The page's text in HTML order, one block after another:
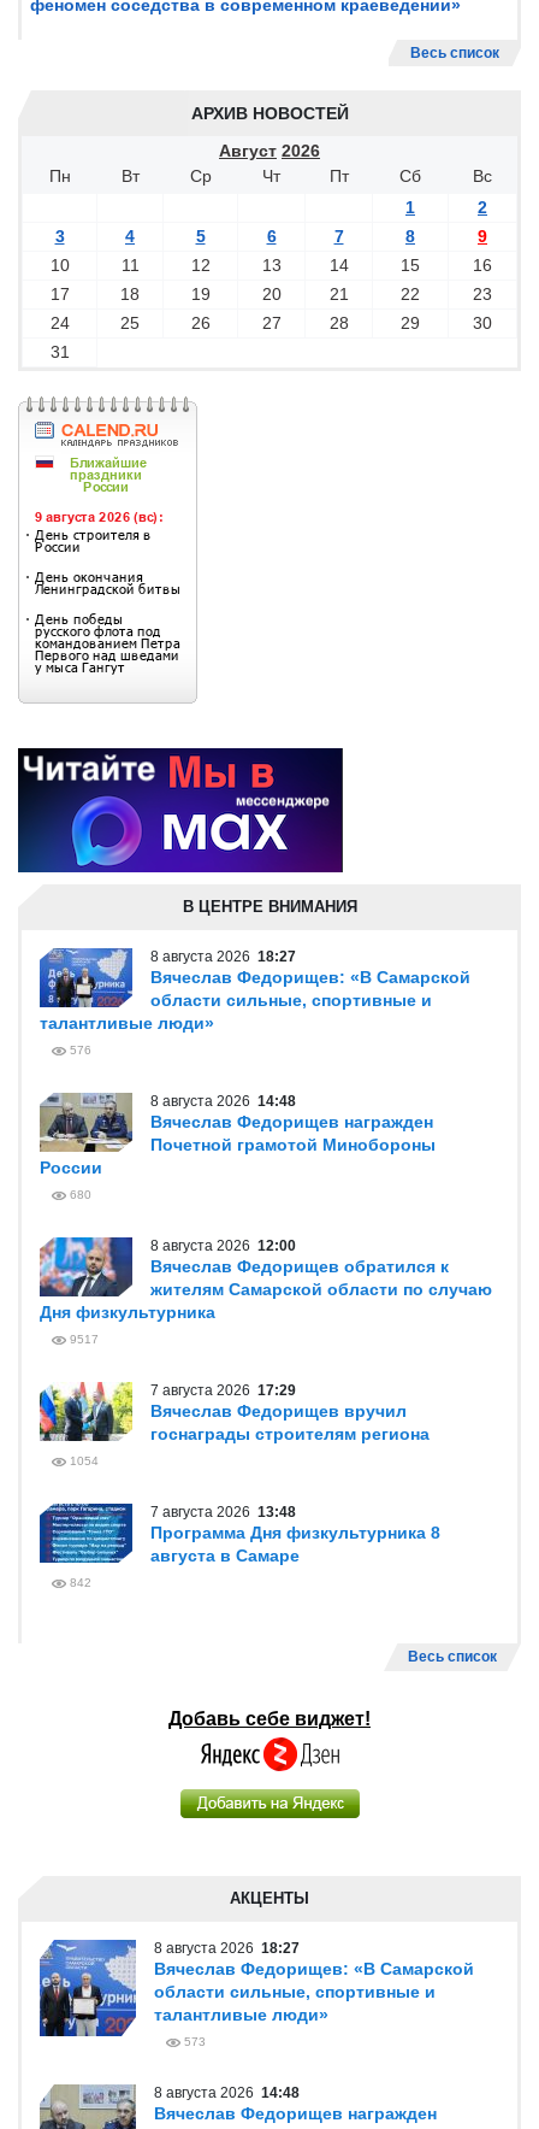
феномен соседства в современном краеведении»
Весь список
АРХИВ НОВОСТЕЙ
Август 2026
Пн
Вт Ср Чт Пт Сб
Вс
1
2
3
4 5 6 7 8
9
10
11 12 13 14 15
16
17
18 19 20 21 22
23
24
25 26 27 28 29
30
31
В ЦЕНТРЕ ВНИМАНИЯ
8 августа 2026 18:27
Вячеслав Федорищев: «В Самарской
области сильные, спортивные и
талантливые люди»
576
8 августа 2026 14:48
Вячеслав Федорищев награжден
Почетной грамотой Минобороны
России
680
8 августа 2026 12:00
Вячеслав Федорищев обратился к
жителям Самарской области по случаю
Дня физкультурника
9517
7 августа 2026 17:29
Вячеслав Федорищев вручил
госнаграды строителям региона
1054
7 августа 2026 13:48
Программа Дня физкультурника 8
августа в Самаре
842
Весь список
Добавь себе виджет!
АКЦЕНТЫ
8 августа 2026 18:27
Вячеслав Федорищев: «В Самарской
области сильные, спортивные и
талантливые люди»
573
8 августа 2026 14:48
Вячеслав Федорищев награжден